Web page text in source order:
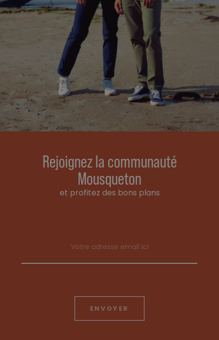
Rejoignez la communauté
Mousqueton
et profitez des bons plans